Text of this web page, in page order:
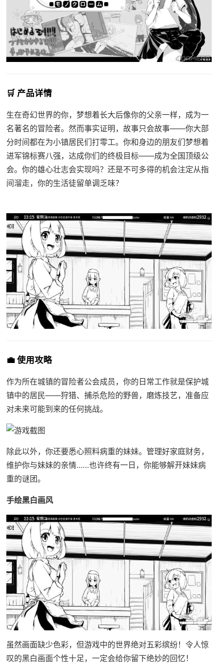
🛒 产品详情
生在奇幻世界的你，梦想着长大后像你的父亲一样，成为一
名著名的冒险者。然而事实证明，故事只会故事——你大部
分时间都在为小镇居民们打零工。你和身边的朋友们梦想着
进军锦标赛八强，达成你们的终极目标——成为全国顶级公
会。你的雄心壮志会实现吗？还是不可多得的机会注定从指
间溜走，你的生活徒留单调乏味？
💼 使用攻略
作为所在城镇的冒险者公会成员，你的日常工作就是保护城
镇中的居民——狩猎、捕杀危险的野兽，磨炼技艺，准备应
对未来可能到来的任何挑战。
除此以外，你还要悉心照料病重的妹妹。管理好家庭财务，
维护你与妹妹的亲情……也许终有一日，你能够解开妹妹病
重的谜团。
手绘黑白画风
虽然画面缺少色彩，但游戏中的世界绝对五彩缤纷！令人惊
叹的黑白画面个性十足，一定会给你留下绝妙的回忆！